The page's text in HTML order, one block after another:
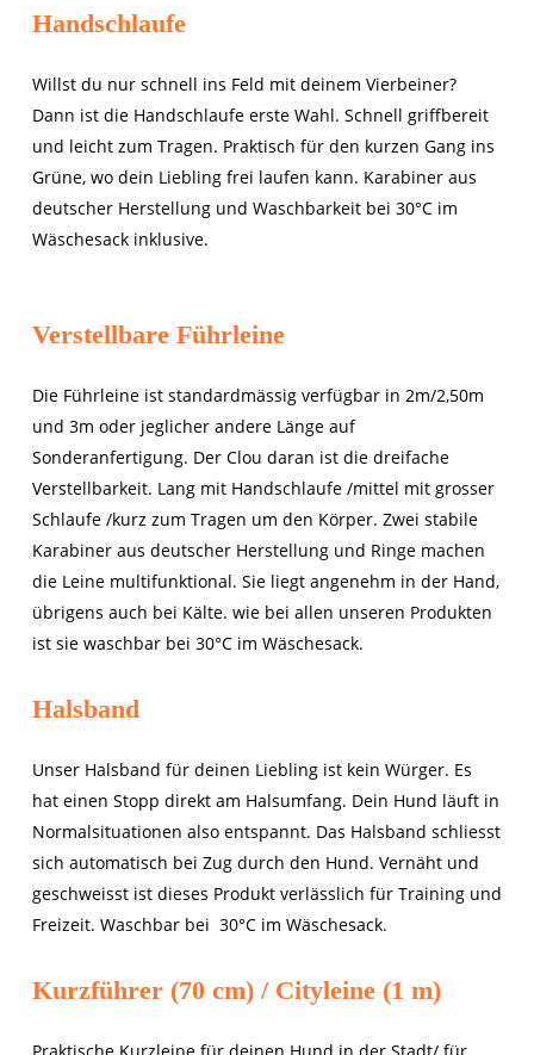
Handschlaufe
Willst du nur schnell ins Feld mit deinem Vierbeiner?
Dann ist die Handschlaufe erste Wahl. Schnell griffbereit
und leicht zum Tragen. Praktisch für den kurzen Gang ins
Grüne, wo dein Liebling frei laufen kann. Karabiner aus
deutscher Herstellung und Waschbarkeit bei 30°C im
Wäschesack inklusive.
Verstellbare Führleine
Die Führleine ist standardmässig verfügbar in 2m/2,50m
und 3m oder jeglicher andere Länge auf
Sonderanfertigung. Der Clou daran ist die dreifache
Verstellbarkeit. Lang mit Handschlaufe /mittel mit grosser
Schlaufe /kurz zum Tragen um den Körper. Zwei stabile
Karabiner aus deutscher Herstellung und Ringe machen
die Leine multifunktional. Sie liegt angenehm in der Hand,
übrigens auch bei Kälte. wie bei allen unseren Produkten
ist sie waschbar bei 30°C im Wäschesack.
Halsband
Unser Halsband für deinen Liebling ist kein Würger. Es
hat einen Stopp direkt am Halsumfang. Dein Hund läuft in
Normalsituationen also entspannt. Das Halsband schliesst
sich automatisch bei Zug durch den Hund. Vernäht und
geschweisst ist dieses Produkt verlässlich für Training und
Freizeit. Waschbar bei 30°C im Wäschesack.
Kurzführer (70 cm) / Cityleine (1 m)